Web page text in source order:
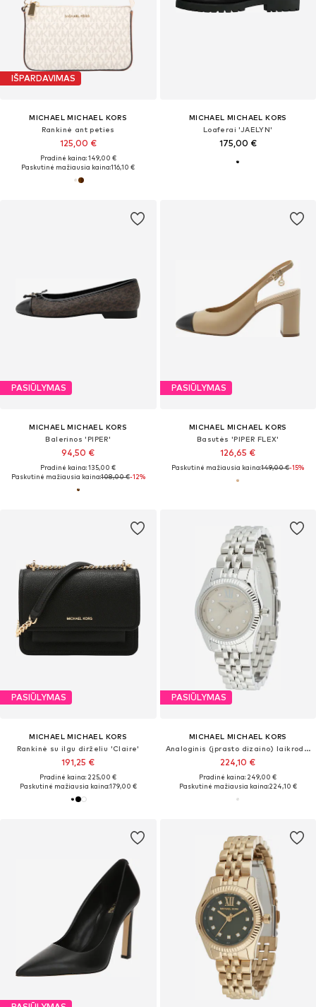
IŠPARDAVIMAS
MICHAEL MICHAEL KORS
Rankinė ant peties
125,00 €
Pradinė kaina: 149,00 €
Paskutinė mažiausia kaina:116,10 €
MICHAEL MICHAEL KORS
Loaferai 'JAELYN'
175,00 €
PASIŪLYMAS
MICHAEL MICHAEL KORS
Balerinos 'PIPER'
94,50 €
Pradinė kaina: 135,00 €
Paskutinė mažiausia kaina:108,00 €-12%
PASIŪLYMAS
MICHAEL MICHAEL KORS
Basutės 'PIPER FLEX'
126,65 €
Paskutinė mažiausia kaina:149,00 €-15%
PASIŪLYMAS
MICHAEL MICHAEL KORS
Rankinė su ilgu dirželiu 'Claire'
191,25 €
Pradinė kaina: 225,00 €
Paskutinė mažiausia kaina:179,00 €
PASIŪLYMAS
MICHAEL MICHAEL KORS
Analoginis (įprasto dizaino) laikrodis 'PETITE LEXINGTON'
224,10 €
Pradinė kaina: 249,00 €
Paskutinė mažiausia kaina:224,10 €